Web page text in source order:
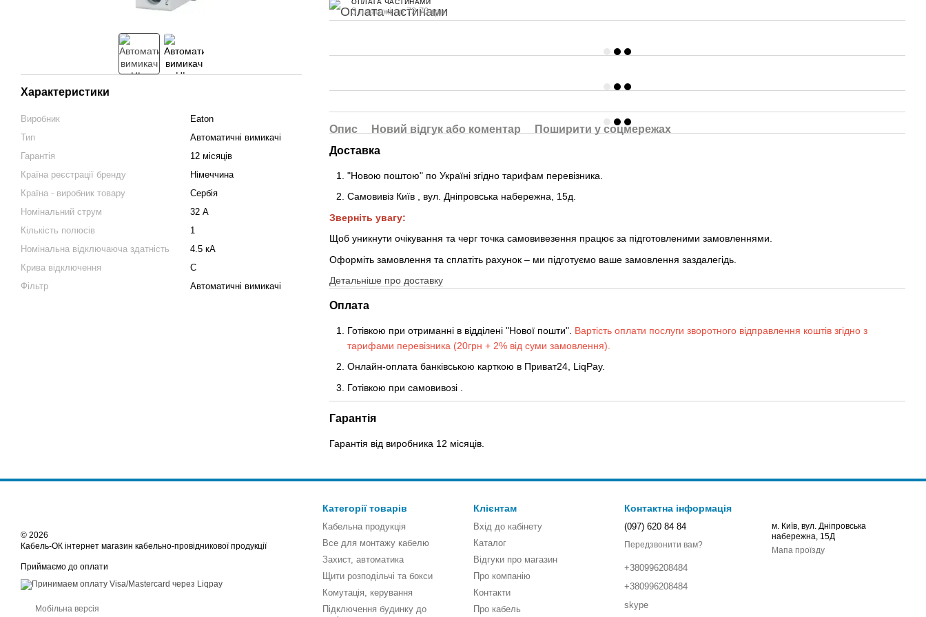
Характеристики
Виробник
Eaton
Тип
Автоматичні вимикачі
Гарантія
12 місяців
Країна реєстрації бренду
Німеччина
Країна - виробник товару
Сербія
Номінальний струм
32 А
Кількість полюсів
1
Номінальна відключаюча здатність
4.5 кА
Крива відключення
C
Фільтр
Автоматичні вимикачі
3 платежі по 73.70 грн
Опис Новий відгук або коментар
Поширити у соцмережах
Доставка
"Новою поштою" по Україні згідно тарифам перевізника.
Самовивіз Київ , вул. Дніпровська набережна, 15д.
Зверніть увагу:
Щоб уникнути очікування та черг точка самовивезення працює за підготовленими замовленнями.
Оформіть замовлення та сплатіть рахунок – ми підготуємо ваше замовлення заздалегідь.
Детальніше про доставку
Оплата
Готівкою при отриманні в відділені "Нової пошти". Вартість оплати послуги зворотного відправлення коштів згідно з
тарифами перевізника (20грн + 2% від суми замовлення).
Онлайн-оплата банківською карткою в Приват24, LiqPay.
Готівкою при самовивозі
Гарантія
Гарантія від виробника 12 місяців.
© 2026
Кабель-ОК інтернет магазин кабельно-провідникової продукції
Приймаємо до оплати
Мобільна версія
Категорії товарів
Кабельна продукція
Все для монтажу кабелю
Захист, автоматика
Щити розподільчі та бокси
Комутація, керування
Підключення будинку до
Клієнтам
Вхід до кабінету
Каталог
Відгуки про магазин
Про компанію
Контакти
Про кабель
Контактна інформація
(097) 620 84 84
Передзвонити вам?
+380996208484
+380996208484
skype
м. Київ, вул. Дніпровська
набережна, 15Д
Мапа проїзду